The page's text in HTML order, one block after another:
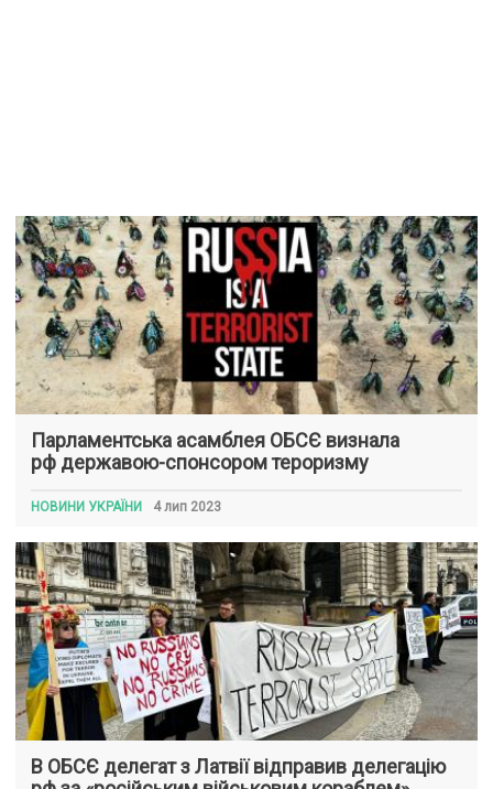
Парламентська асамблея ОБСЄ визнала
рф державою-спонсором тероризму
НОВИНИ УКРАЇНИ 4 лип 2023
В ОБСЄ делегат з Латвії відправив делегацію